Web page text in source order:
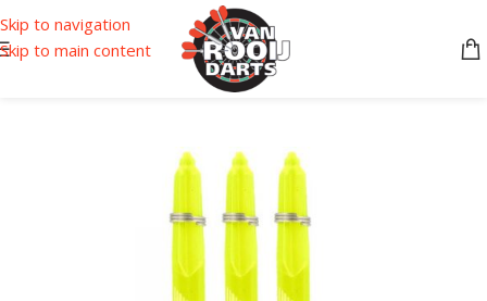
Skip to navigation
Skip to main content